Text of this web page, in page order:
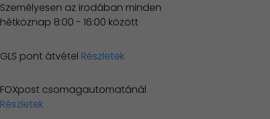
Személyesen az irodában minden
hétköznap 8:00 - 16:00 között
GLS pont átvétel Részletek
FOXpost csomagautomatánál
Részletek